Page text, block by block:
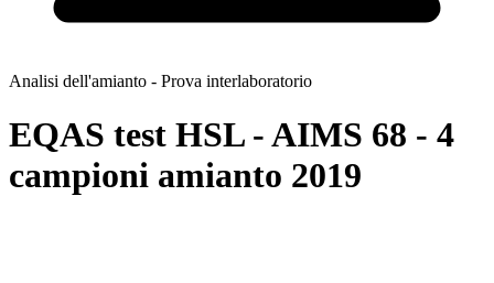
Analisi dell'amianto - Prova interlaboratorio
EQAS test HSL - AIMS 68 - 4
campioni amianto 2019